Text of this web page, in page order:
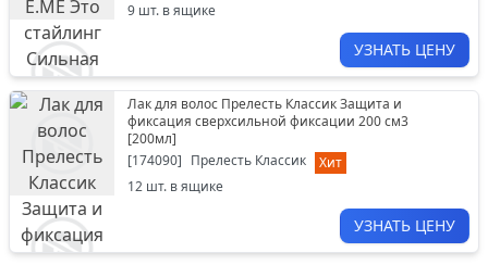
9 шт. в ящике
УЗНАТЬ ЦЕНУ
Лак для волос Прелесть Классик Защита и
фиксация сверхсильной фиксации 200 см3
[200мл]
[174090] Прелесть Классик
Хит
12 шт. в ящике
УЗНАТЬ ЦЕНУ